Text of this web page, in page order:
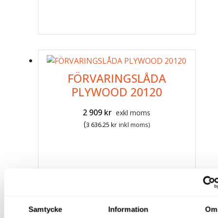
Samtycke Information Om
FÖRVARINGSLÅDA
PLYWOOD 20120
2 909 kr exkl moms
(3 636.25 kr inkl moms)